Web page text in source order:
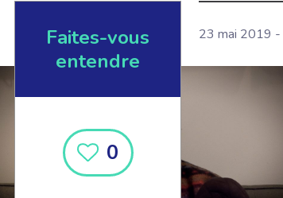
EN SAVOIR +
Faites-vous
entendre
0
23 mai 2019 -